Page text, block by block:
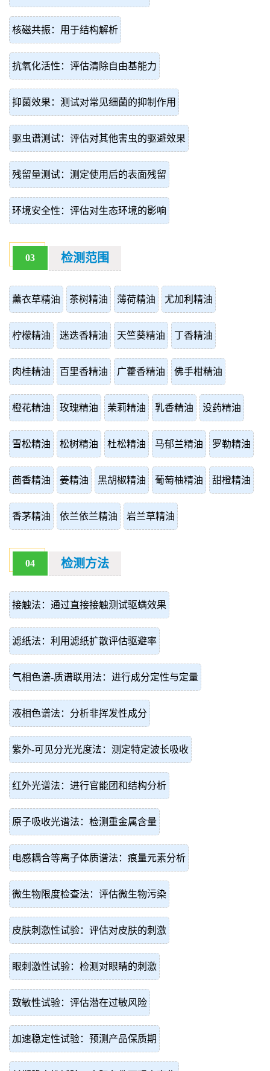
核磁共振：用于结构解析
抗氧化活性：评估清除自由基能力
抑菌效果：测试对常见细菌的抑制作用
驱虫谱测试：评估对其他害虫的驱避效果
残留量测试：测定使用后的表面残留
环境安全性：评估对生态环境的影响
03 检测范围
薰衣草精油 茶树精油 薄荷精油 尤加利精油
柠檬精油 迷迭香精油 天竺葵精油 丁香精油
肉桂精油 百里香精油 广藿香精油 佛手柑精油
橙花精油 玫瑰精油 茉莉精油 乳香精油 没药精油
雪松精油 松树精油 杜松精油 马郁兰精油 罗勒精油
茴香精油 姜精油 黑胡椒精油 葡萄柚精油 甜橙精油
香茅精油 依兰依兰精油 岩兰草精油
04 检测方法
接触法：通过直接接触测试驱螨效果
滤纸法：利用滤纸扩散评估驱避率
气相色谱-质谱联用法：进行成分定性与定量
液相色谱法：分析非挥发性成分
紫外-可见分光光度法：测定特定波长吸收
红外光谱法：进行官能团和结构分析
原子吸收光谱法：检测重金属含量
电感耦合等离子体质谱法：痕量元素分析
微生物限度检查法：评估微生物污染
皮肤刺激性试验：评估对皮肤的刺激
眼刺激性试验：检测对眼睛的刺激
致敏性试验：评估潜在过敏风险
加速稳定性试验：预测产品保质期